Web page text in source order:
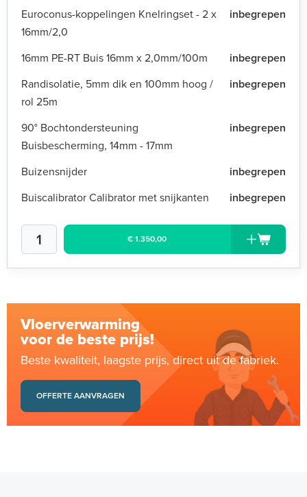
Euroconus-koppelingen Knelringset - 2 x
16mm/2,0
inbegrepen
16mm PE-RT Buis 16mm x 2,0mm/100m
inbegrepen
Randisolatie, 5mm dik en 100mm hoog /
rol 25m
inbegrepen
90° Bochtondersteuning
Buisbescherming, 14mm - 17mm
inbegrepen
Buizensnijder
inbegrepen
Buiscalibrator Calibrator met snijkanten
inbegrepen
€ 1.350,00
Vloerverwarming
voor de beste prijs!
Beste kwaliteit, laagste prijs, direct uit de fabriek.
OFFERTE AANVRAGEN